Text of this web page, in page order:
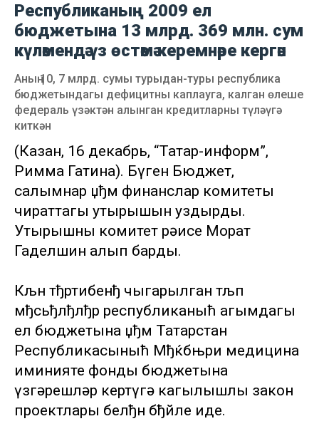
Республиканың 2009 ел
бюджетына 13 млрд. 369 млн. сум
күләмендә үз өстәмә керемнәре кергән
Аның 10, 7 млрд. сумы турыдан-туры республика
бюджетындагы дефицитны каплауга, калган өлеше
федераль үзәктән алынган кредитларны түләүгә
киткән
(Казан, 16 декабрь, “Татар-информ”,
Римма Гатина). Бүген Бюджет,
салымнар џђм финанслар комитеты
чираттагы утырышын уздырды.
Утырышны комитет рәисе Морат
Гаделшин алып барды.
Кљн тђртибенђ чыгарылган тљп
мђсьђлђлђр республиканыћ агымдагы
ел бюджетына џђм Татарстан
Республикасыныћ Мђќбњри медицина
иминияте фонды бюджетына
үзгәрешләр кертүгә кагылышлы закон
проектлары белђн бђйле иде.